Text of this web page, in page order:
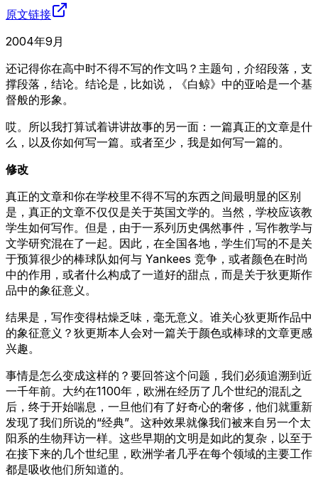
原文链接
2004年9月
还记得你在高中时不得不写的作文吗？主题句，介绍段落，支
撑段落，结论。结论是，比如说，《白鲸》中的亚哈是一个基
督般的形象。
哎。所以我打算试着讲讲故事的另一面：一篇真正的文章是什
么，以及你如何写一篇。或者至少，我是如何写一篇的。
修改
真正的文章和你在学校里不得不写的东西之间最明显的区别
是，真正的文章不仅仅是关于英国文学的。当然，学校应该教
学生如何写作。但是，由于一系列历史偶然事件，写作教学与
文学研究混在了一起。因此，在全国各地，学生们写的不是关
于预算很少的棒球队如何与 Yankees 竞争，或者颜色在时尚
中的作用，或者什么构成了一道好的甜点，而是关于狄更斯作
品中的象征意义。
结果是，写作变得枯燥乏味，毫无意义。谁关心狄更斯作品中
的象征意义？狄更斯本人会对一篇关于颜色或棒球的文章更感
兴趣。
事情是怎么变成这样的？要回答这个问题，我们必须追溯到近
一千年前。大约在1100年，欧洲在经历了几个世纪的混乱之
后，终于开始喘息，一旦他们有了好奇心的奢侈，他们就重新
发现了我们所说的“经典”。这种效果就像我们被来自另一个太
阳系的生物拜访一样。这些早期的文明是如此的复杂，以至于
在接下来的几个世纪里，欧洲学者几乎在每个领域的主要工作
都是吸收他们所知道的。